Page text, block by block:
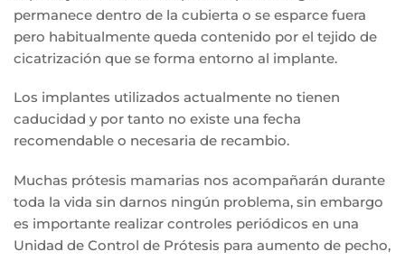
permanece dentro de la cubierta o se esparce fuera
pero habitualmente queda contenido por el tejido de
cicatrización que se forma entorno al implante.
Los implantes utilizados actualmente no tienen
caducidad y por tanto no existe una fecha
recomendable o necesaria de recambio.
Muchas prótesis mamarias nos acompañarán durante
toda la vida sin darnos ningún problema, sin embargo
es importante realizar controles periódicos en una
Unidad de Control de Prótesis para aumento de pecho,